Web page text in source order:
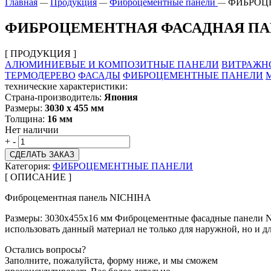
— — —
ФИБРОЦЕМЕНТНАЯ ФАСАДНАЯ
[ ПРОДУКЦИЯ ]
АЛЮМИНИЕВЫЕ И КОМПОЗИТНЫЕ ПАНЕЛИ
ТЕРМОДЕРЕВО ФАСАДЫ ФИБРОЦЕМЕНТНЫЕ ПАНЕЛИ
технические характеристики:
Страна-производитель: Япония
Размеры: 3030 х 455 мм
Толщина: 16 мм
Нет наличии
+ -
СДЕЛАТЬ ЗАКАЗ
Категория: ФИБРОЦЕМЕНТНЫЕ ПАНЕЛИ
[ ОПИСАНИЕ ]
Фиброцементная панель NICHIHA
Размеры: 3030х455х16 мм Фиброцементные фасадные панели
использовать данный материал не только для наружной, но и
Остались вопросы?
Заполните, пожалуйста, форму ниже, и мы сможем